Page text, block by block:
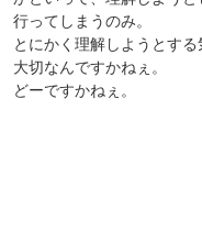
行ってしまうのみ。
とにかく理解しようとす
大切なんですかねぇ。
どーですかねぇ。